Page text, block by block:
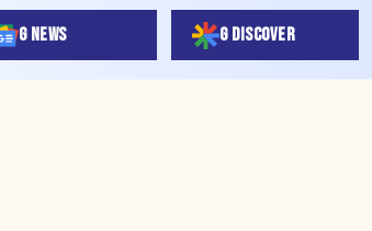
G NEWS G DISCOVER